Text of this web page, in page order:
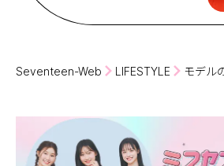
Seventeen-Web LIFESTYLE モデル